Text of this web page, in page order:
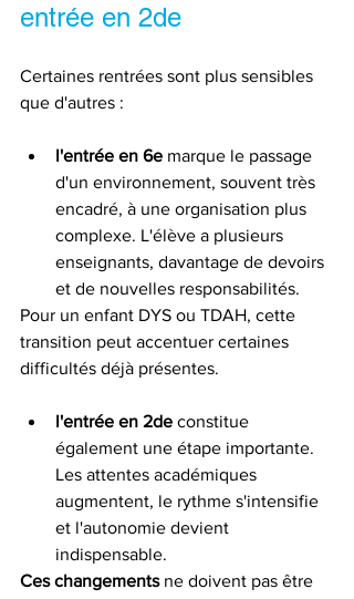
entrée en 2de
Certaines rentrées sont plus sensibles
que d'autres :
l'entrée en 6e marque le passage
d'un environnement, souvent très
encadré, à une organisation plus
complexe. L'élève a plusieurs
enseignants, davantage de devoirs
et de nouvelles responsabilités.
Pour un enfant DYS ou TDAH, cette
transition peut accentuer certaines
difficultés déjà présentes.
l'entrée en 2de constitue
également une étape importante.
Les attentes académiques
augmentent, le rythme s'intensifie
et l'autonomie devient
indispensable.
Ces changements ne doivent pas être